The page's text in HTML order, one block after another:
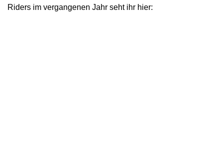
Riders im vergangenen Jahr seht ihr hier: